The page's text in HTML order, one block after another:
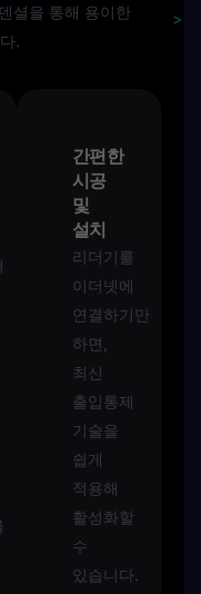
셜을 통해 용이한
.
>
간편한
시공
및
설치
리더기를
이더넷에
연결하기만
하면,
최신
출입통제
기술을
쉽게
적용해
활성화할
수
있습니다.